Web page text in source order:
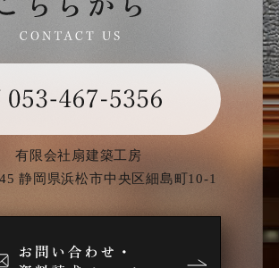
有限会社扇建築工房
静岡県浜松市中央区細島町10-1